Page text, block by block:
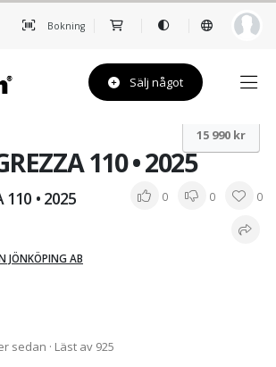
Bokning
Sälj något
110 • 2025
110 • 2025 0 0 0
JÖNKÖPING AB
15 990 kr
sedan · Läst av 925